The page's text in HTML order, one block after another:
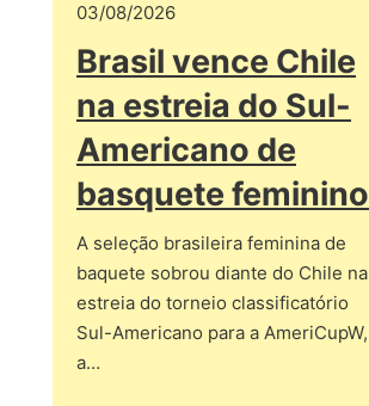
03/08/2026
Brasil vence Chile
na estreia do Sul-
Americano de
basquete feminino
A seleção brasileira feminina de
baquete sobrou diante do Chile na
estreia do torneio classificatório
Sul-Americano para a AmeriCupW,
a…